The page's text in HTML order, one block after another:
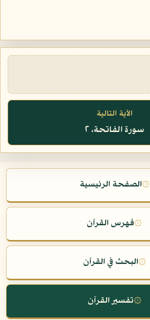
الآية التالية
سورة الفاتحة، ٢
۞الصفحة الرئيسية
۞فهرس القرآن
۞البحث في القرآن
۞تفسير القرآن